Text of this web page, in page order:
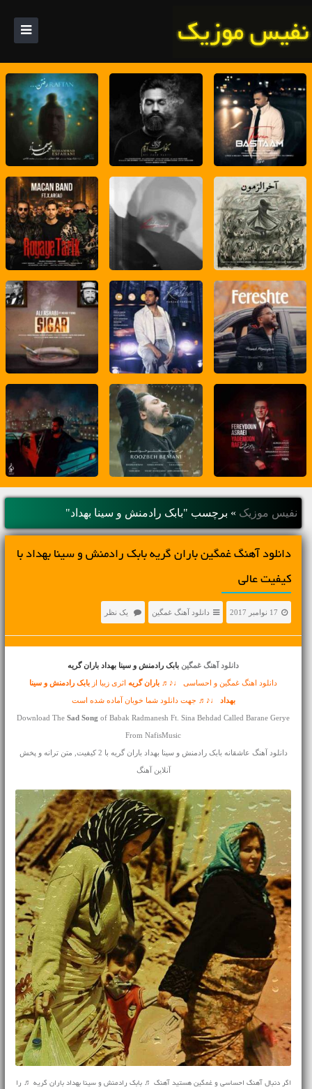
نفیس موزیک » برچسب "بابک رادمنش و سینا بهداد"
دانلود آهنگ غمگین باران گریه بابک رادمنش و سینا بهداد با
کیفیت عالی
17 نوامبر 2017 دانلود آهنگ غمگین یک نظر
دانلود آهنگ غمگین بابک رادمنش و سینا بهداد باران گریه
دانلود اهنگ غمگین و احساسی ♩♪♬ باران گریهاثری زیبا از بابک رادمنش و سینا
بهداد ♩♪♬ جهت دانلود شما خوبان آماده شده است
Download TheSad Song of Babak Radmanesh Ft. Sina Behdad Called Barane Gerye
From NafisMusic
دانلود آهنگ عاشقانه بابک رادمنش و سینا بهداد باران گریه با 2 کیفیت, متن ترانه و پخش
آنلاین آهنگ
اگر دنبال آهنگ احساسی و غمگین هستید آهنگ ♬ بابک رادمنش و سینا بهداد باران گریه ♬ را